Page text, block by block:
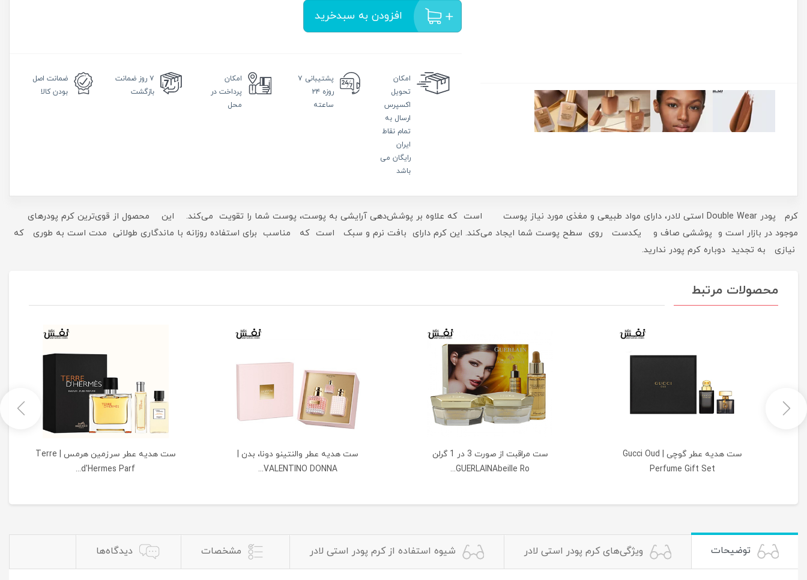
افزودن به سبدخرید
امکان
تحویل
اکسپرس
ارسال به
تمام نقاط
ایران
رایگان می
باشد
پشتیبانی ۷
روزه ۲۴
ساعته
امکان
پرداخت در
محل
۷ روز
ضمانت
بازگشت
ضمانت اصل
بودن کالا
کرم پودر Double Wear استی لادر، دارای مواد طبیعی و مغذی مورد نیاز پوست است که علاوه بر پوشش‌دهی آرایشی به پوست، پوست شما را تقویت می‌کند. این محصول از قوی‌ترین کرم پودرهای
موجود در بازار است و پوششی صاف و یکدست روی سطح پوست شما ایجاد می‌کند. این کرم دارای بافت نرم و سبک است که مناسب برای استفاده روزانه با ماندگاری طولانی مدت است به طوری که
نیازی به تجدید دوباره کرم پودر ندارید.
محصولات مرتبط
ست هدیه عطر گوچی | Gucci Oud
Perfume Gift Set
ست مراقبت از صورت 3 در 1 گرلن
GUERLAINAbeille Ro...
ست هدیه عطر والنتینو دونا، بدن |
VALENTINO DONNA...
ست هدیه عطر سرزمین هرمس | Terre
d'Hermes Parf...
توضیحات ویژگی‌های کرم پودر استی لادر شیوه استفاده از کرم پودر استی لادر مشخصات دیدگاه‌ها